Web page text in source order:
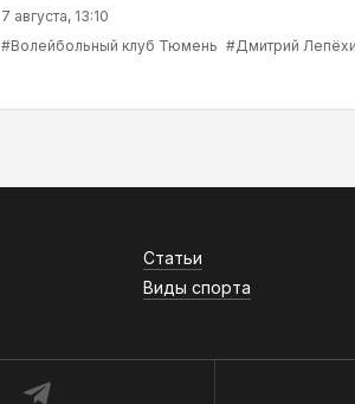
7 августа, 13:10
#Волейбольный клуб Тюмень #Дмитрий
Статьи
Виды спорта